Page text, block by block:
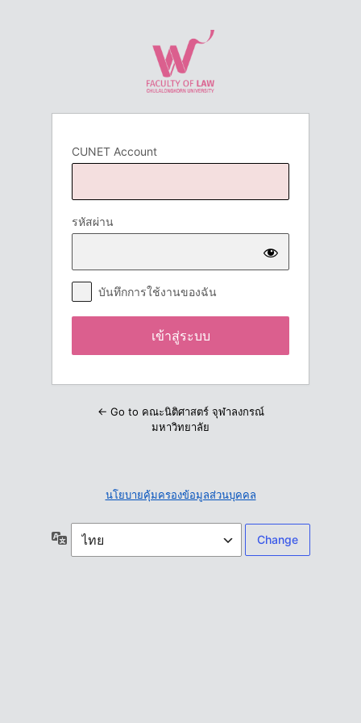
CUNET Account
รหัสผ่าน
บันทึกการใช้งานของฉัน
← Go to คณะนิติศาสตร์ จุฬาลงกรณ์
มหาวิทยาลัย
นโยบายคุ้มครองข้อมูลส่วนบุคคล
ภาษา